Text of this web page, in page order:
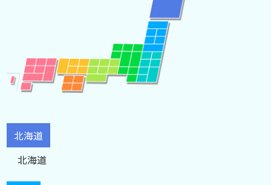
北海道
北海道